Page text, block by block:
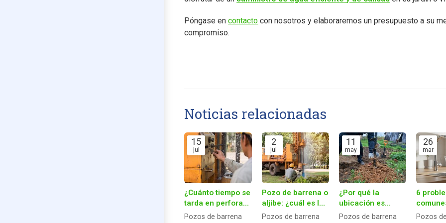
Póngase encontacto con nosotros y elaboraremos un presupuesto a su
compromiso.
Noticias relacionadas
15
jul
¿Cuánto tiempo se
tarda en perforar
un pozo de
Pozos de barrena
2
jul
Pozo de barrena o
aljibe: ¿cuál es la
mejor opción para
Pozos de barrena
11
may
¿Por qué la
ubicación es
crucial para el
Pozos de barrena
26
mar
6
pozos
Pozos